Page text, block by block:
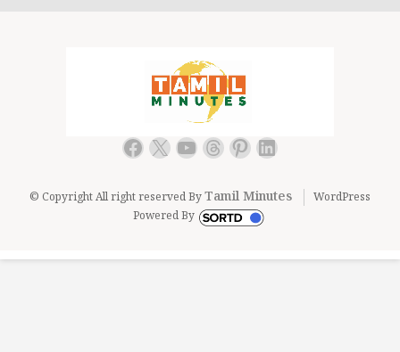
Facebook
X YouTube
Threads
Pinterest
LinkedIn
© Copyright All right reserved ByTamil Minutes
WordPress
Powered By